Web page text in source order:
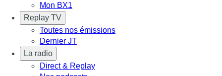
Mon BX1
Replay TV
Toutes nos émissions
Dernier JT
La radio
Direct & Replay